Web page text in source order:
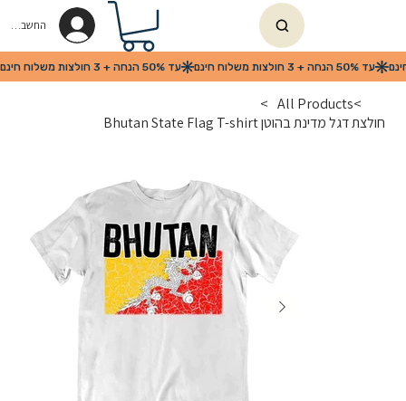
החשבון שלי
>
All Products
>
חולצת דגל מדינת בהוטן Bhutan State Flag T-shirt